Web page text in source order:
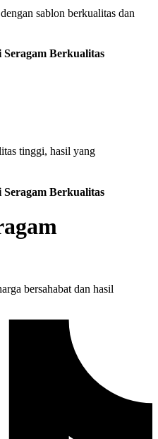
sablon berkualitas dan
Seragam Berkualitas
tinggi, hasil yang
Seragam Berkualitas
bersahabat dan hasil